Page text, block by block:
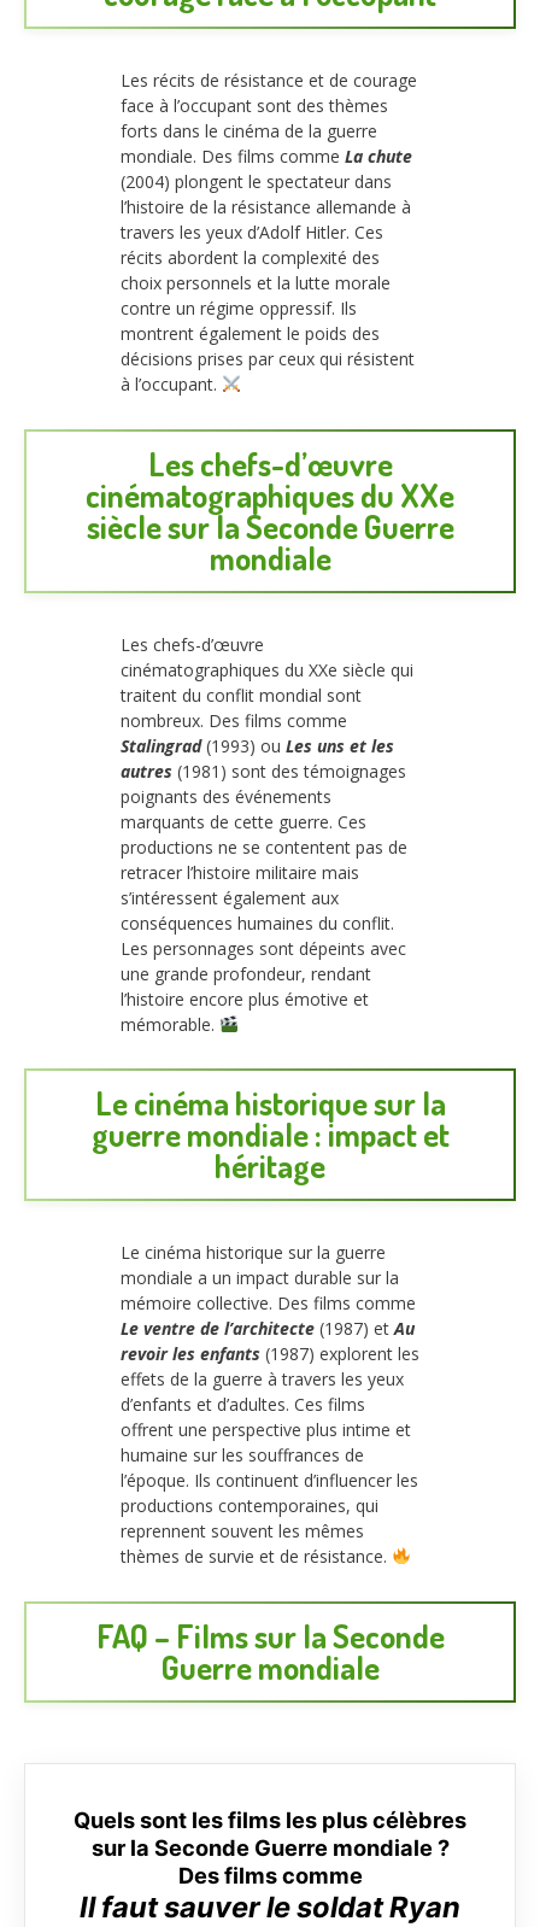
Les récits de résistance et de courage
face à l’occupant sont des thèmes
forts dans le cinéma de la guerre
mondiale. Des films comme La chute
(2004) plongent le spectateur dans
l’histoire de la résistance allemande à
travers les yeux d’Adolf Hitler. Ces
récits abordent la complexité des
choix personnels et la lutte morale
contre un régime oppressif. Ils
montrent également le poids des
décisions prises par ceux qui résistent
à l’occupant.
Les chefs-d’œuvre
cinématographiques du XXe
siècle sur la Seconde Guerre
mondiale
Les chefs-d’œuvre
cinématographiques du XXe siècle qui
traitent du conflit mondial sont
nombreux. Des films comme
Stalingrad(1993) ou Les uns et les
autres (1981) sont des témoignages
poignants des événements
marquants de cette guerre. Ces
productions ne se contentent pas de
retracer l’histoire militaire mais
s’intéressent également aux
conséquences humaines du conflit.
Les personnages sont dépeints avec
une grande profondeur, rendant
l’histoire encore plus émotive et
mémorable.
Le cinéma historique sur la
guerre mondiale : impact et
héritage
Le cinéma historique sur la guerre
mondiale a un impact durable sur la
mémoire collective. Des films comme
Le ventre de l’architecte (1987) etAu
revoir les enfants (1987) explorent les
effets de la guerre à travers les yeux
d’enfants et d’adultes. Ces films
offrent une perspective plus intime et
humaine sur les souffrances de
l’époque. Ils continuent d’influencer les
productions contemporaines, qui
reprennent souvent les mêmes
thèmes de survie et de résistance.
FAQ – Films sur la Seconde
Guerre mondiale
Quels sont les films les plus célèbres
sur la Seconde Guerre mondiale ?
Des films comme
Il faut sauver le soldat Ryan